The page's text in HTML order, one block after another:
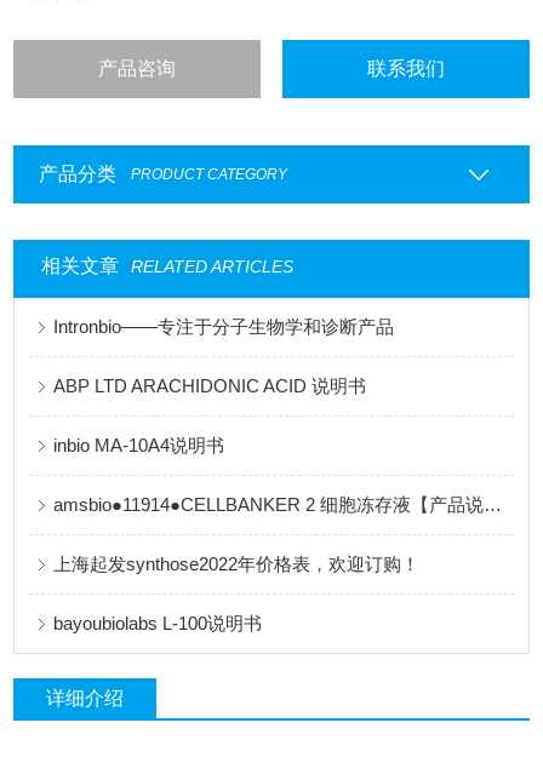
产品咨询 联系我们
产品分类 PRODUCT CATEGORY
相关文章 RELATED ARTICLES
Intronbio——专注于分子生物学和诊断产品
ABP LTD ARACHIDONIC ACID 说明书
inbio MA-10A4说明书
amsbio●11914●CELLBANKER 2 细胞冻存液【产品说明书】
上海起发synthose2022年价格表，欢迎订购！
bayoubiolabs L-100说明书
详细介绍